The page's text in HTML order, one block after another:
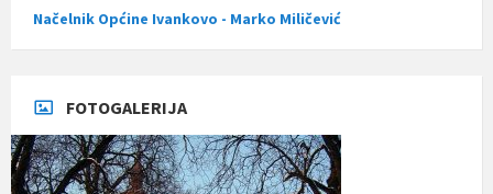
Načelnik Općine Ivankovo - Marko Miličević
FOTOGALERIJA